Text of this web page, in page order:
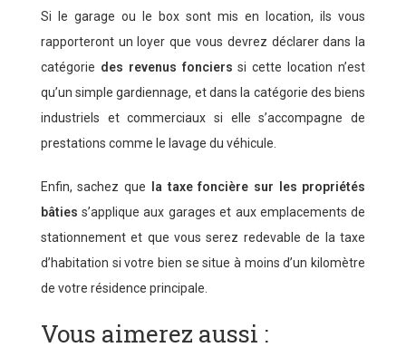
Si le garage ou le box sont mis en location, ils vous
rapporteront un loyer que vous devrez déclarer dans la
catégorie des revenus fonciers si cette location n’est
qu’un simple gardiennage, et dans la catégorie des biens
industriels et commerciaux si elle s’accompagne de
prestations comme le lavage du véhicule.
Enfin, sachez que
la taxe foncière sur les propriétés
bâties s’applique aux garages et aux emplacements de
stationnement et que vous serez redevable de la taxe
d’habitation si votre bien se situe à moins d’un kilomètre
de votre résidence principale.
Vous aimerez aussi :